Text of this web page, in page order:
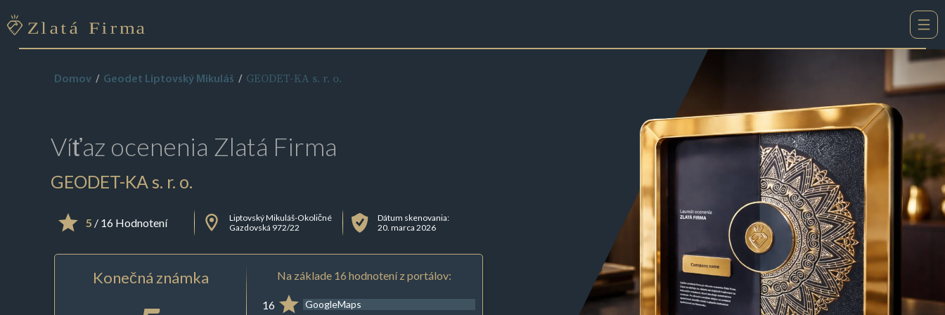
Domov Geodet Liptovský Mikuláš GEODET-KA s. r. o.
Víťaz ocenenia Zlatá Firma
GEODET-KA s. r. o.
5 / 16 Hodnotení
Liptovský Mikuláš-Okoličné
Gazdovská 972/22
Dátum skenovania:
20. marca 2026
Konečná známka Na základe 16 hodnotení z portálov:
16 GoogleMaps